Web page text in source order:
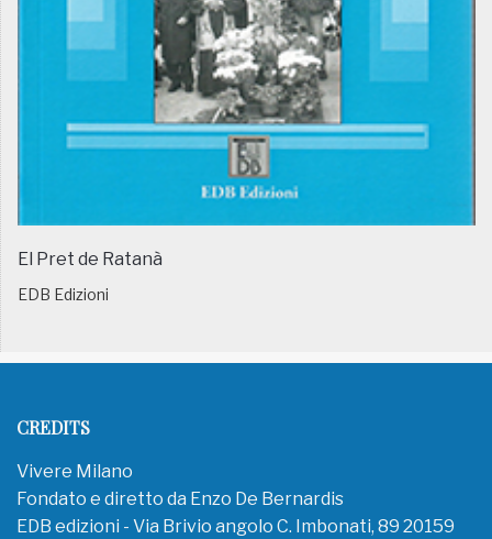
El Pret de Ratanà
EDB Edizioni
CREDITS
Vivere Milano
Fondato e diretto da Enzo De Bernardis
EDB edizioni - Via Brivio angolo C. Imbonati, 89 20159